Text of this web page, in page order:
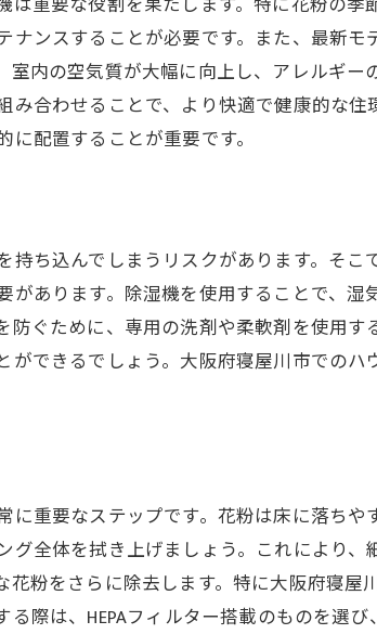
立つ場所を効率よく掃除するテクニック
ラグのクリーニングでホコリを撃退
に行う収納のお手入れ法
用した空気清浄のメリット
よる汚れを防ぐ寝屋川市での掃除テクニック
ィルター掃除で効率アップ
して湿度を適正に保つ方法
と断熱対策で暖房費を節約
ットの冬季クリーニング法
で効率的に行うべき場所
クリーニングで家を常に清潔に保つ方法
掃除ポイントを押さえる
除用品の選び方
しむ掃除のアイデア
ダーで計画的にクリーニング
ンスすることが必要です。また、最新
内の空気質が大幅に向上し、アレルギー
合わせることで、より快適で健康的な
配置することが重要です。
ち込んでしまうリスクがあります。そこ
あります。除湿機を使用することで、
ぐために、専用の洗剤や柔軟剤を使用
できるでしょう。大阪府寝屋川市での
重要なステップです。花粉は床に落ちや
全体を拭き上げましょう。これにより
粉をさらに除去します。特に大阪府寝屋
際は、HEPAフィルター搭載のものを選